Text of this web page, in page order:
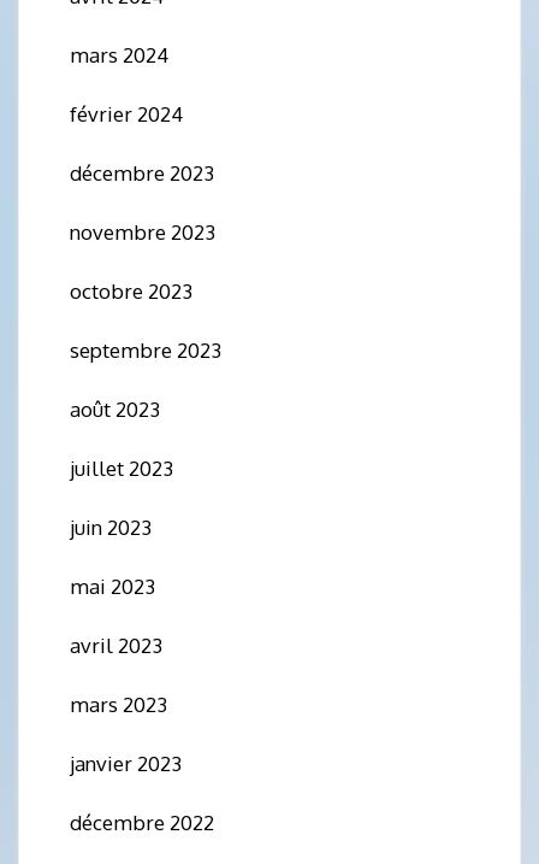
mars 2024
février 2024
décembre 2023
novembre 2023
octobre 2023
septembre 2023
août 2023
juillet 2023
juin 2023
mai 2023
avril 2023
mars 2023
janvier 2023
décembre 2022